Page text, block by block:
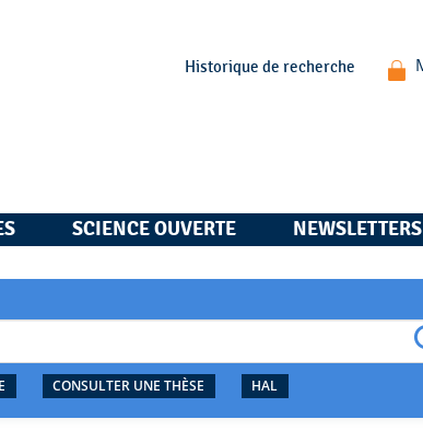
Historique de recherche
SCIENCE OUVERTE NEWSLETTERS
CONSULTER UNE THÈSE HAL